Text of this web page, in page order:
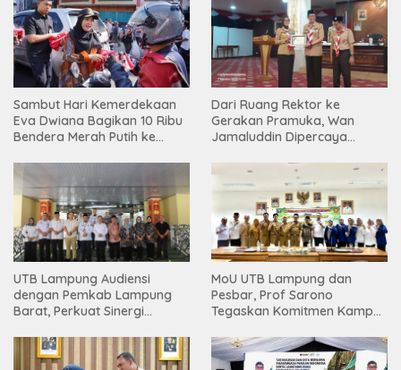
Sambut Hari Kemerdekaan
Eva Dwiana Bagikan 10 Ribu
Bendera Merah Putih ke
Dari Ruang Rektor ke
Gerakan Pramuka, Wan
Jamaluddin Dipercaya
UTB Lampung Audiensi
dengan Pemkab Lampung
Barat, Perkuat Sinergi
Tinggi
MoU UTB Lampung dan
Pesbar, Prof Sarono
Tegaskan Komitmen Kampus
Masyarakat